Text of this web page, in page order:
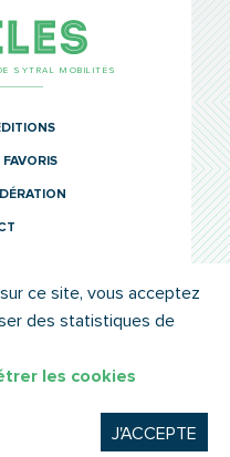
SYTRAL MOBILITÉS
MENTIONS LÉGALES
ce site, vous acceptez
des statistiques de
les cookies
J'ACCEPTE